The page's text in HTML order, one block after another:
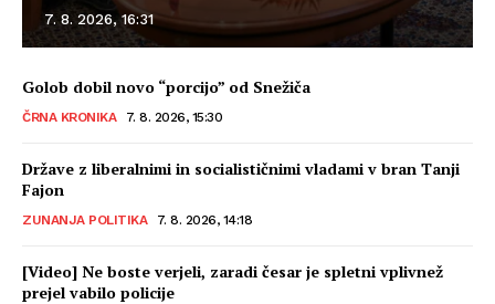
7. 8. 2026, 16:31
Golob dobil novo “porcijo” od Snežiča
ČRNA KRONIKA 7. 8. 2026, 15:30
Države z liberalnimi in socialističnimi vladami v bran Tanji
Fajon
ZUNANJA POLITIKA 7. 8. 2026, 14:18
[Video] Ne boste verjeli, zaradi česar je spletni vplivnež
prejel vabilo policije